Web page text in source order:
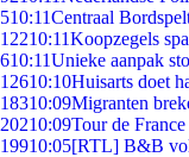
510:11Centraal
12210:11Koopzegels
610:11Unieke aanpak
12610:10Huisarts doet
18310:09Migranten
20210:09Tour de
19910:05[RTL] B&B